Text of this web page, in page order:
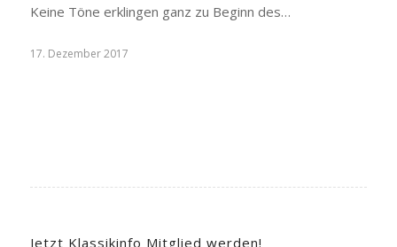
Keine Töne erklingen ganz zu Beginn des…
17. Dezember 2017
Jetzt Klassikinfo Mitglied werden!